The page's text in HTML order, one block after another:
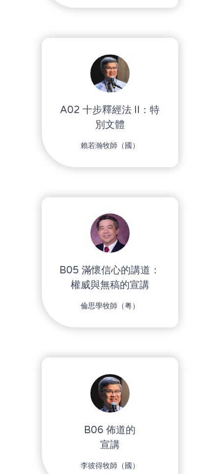
A02 十步釋經法 II：特
別文體
賴若瀚牧師（國）
B05 滿懷信心的講道：
權威與無稿的宣講
倫思學牧師（粤）
B06 佈道的
宣講
李彼得牧師（國）